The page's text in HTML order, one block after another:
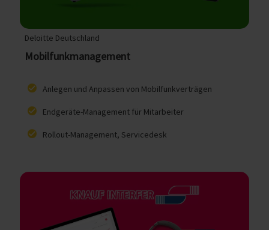
Deloitte Deutschland
Mobilfunkmanagement
Anlegen und Anpassen von Mobilfunkverträgen
Endgeräte-Management für Mitarbeiter
Rollout-Management, Servicedesk